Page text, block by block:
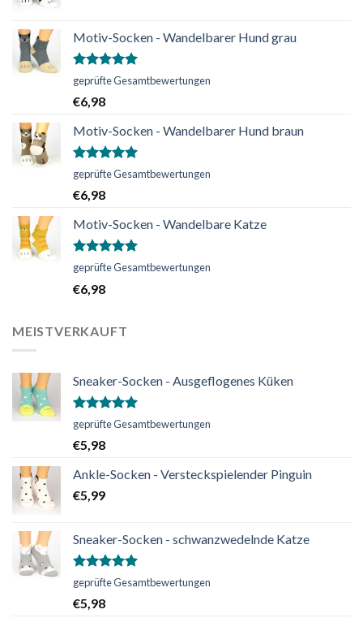
Motiv-Socken - Wandelbarer Hund grau
Bewertet
von 5
geprüfte Gesamtbewertungen
€6,98
Motiv-Socken - Wandelbarer Hund braun
Bewertet
von 5
geprüfte Gesamtbewertungen
€6,98
Motiv-Socken - Wandelbare Katze
Bewertet
von 5
geprüfte Gesamtbewertungen
€6,98
MEISTVERKAUFT
Sneaker-Socken - Ausgeflogenes Küken
Bewertet
von 5
geprüfte Gesamtbewertungen
€5,98
Ankle-Socken - Versteckspielender Pinguin
€5,99
Sneaker-Socken - schwanzwedelnde Katze
Bewertet
von 5
geprüfte Gesamtbewertungen
€5,98